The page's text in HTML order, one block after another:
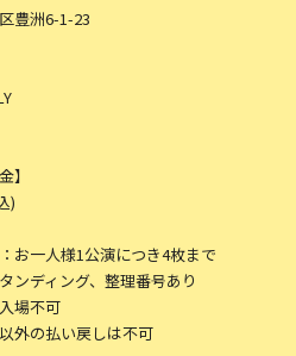
豊洲6-1-23
】
)
お⼀⼈様1公演につき4枚まで
ンディング、整理番号あり
場不可
外の払い戻しは不可